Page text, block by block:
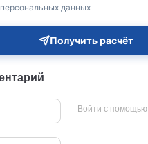
данных
Получить расчёт
Войти с помощью